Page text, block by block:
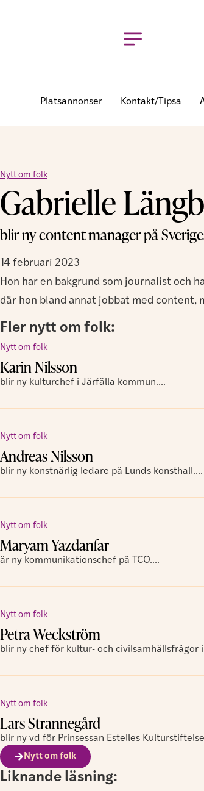
Platsannonser Kontakt/tipsa
Nytt om folk
Gabrielle
blir ny content manager på
14 februari 2023
Hon har en bakgrund som journalist och
där hon bland annat jobbat med content,
Fler nytt om folk:
Nytt om folk
Karin Nilsson
blir ny kulturchef i Järfälla kommun....
Nytt om folk
Andreas Nilsson
blir ny konstnärlig ledare på Lunds konsthall....
Nytt om folk
Maryam Yazdanfar
är ny kommunikationschef på TCO....
Nytt om folk
Petra Weckström
blir ny chef för kultur- och civilsamhällsfrågor
Nytt om folk
Lars Strannegård
blir ny vd för Prinsessan Estelles
Nytt om folk
Liknande läsning: